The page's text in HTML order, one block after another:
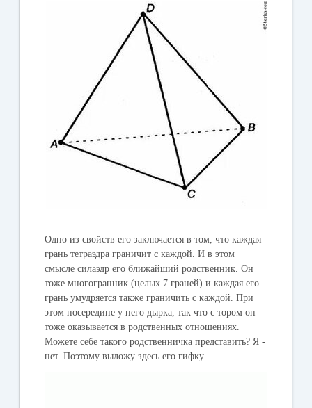
Одно из свойств его заключается в том, что каждая
грань тетраэдра граничит с каждой. И в этом
смысле силаэдр его ближайший родственник. Он
тоже многогранник (целых 7 граней) и каждая его
грань умудряется также граничить с каждой. При
этом посередине у него дырка, так что с тором он
тоже оказывается в родственных отношениях.
Можете себе такого родственничка представить? Я -
нет. Поэтому выложу здесь его гифку.